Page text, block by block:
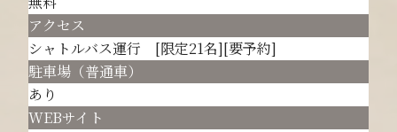
アクセス
シャトルバス運行 [限定21名][要予約]
駐車場（普通車）
あり
WEBサイト